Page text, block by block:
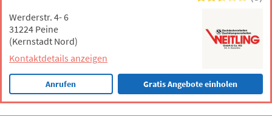
Werderstr. 4- 6
31224 Peine
(Kernstadt Nord)
Kontaktdetails anzeigen
Anrufen Gratis Angebote einholen